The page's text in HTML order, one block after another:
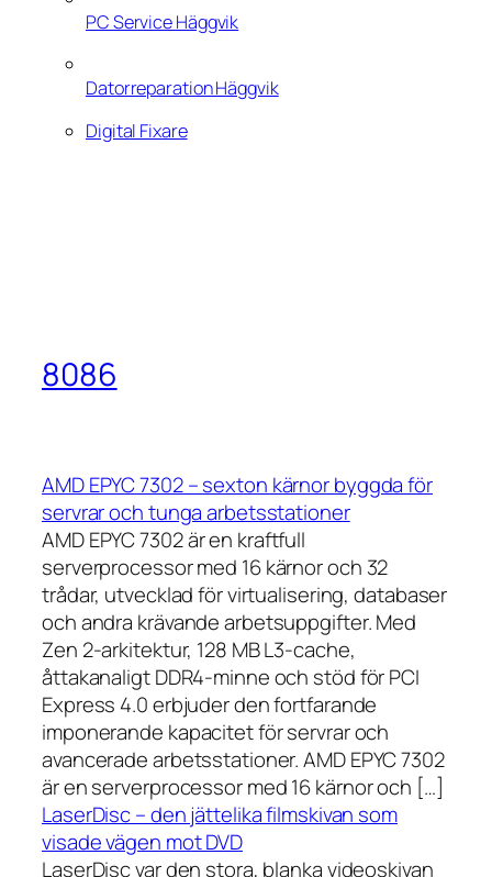
PC Service Häggvik
Datorreparation Häggvik
Digital Fixare
8086
AMD EPYC 7302 – sexton kärnor byggda för
servrar och tunga arbetsstationer
AMD EPYC 7302 är en kraftfull
serverprocessor med 16 kärnor och 32
trådar, utvecklad för virtualisering, databaser
och andra krävande arbetsuppgifter. Med
Zen 2-arkitektur, 128 MB L3-cache,
åttakanaligt DDR4-minne och stöd för PCI
Express 4.0 erbjuder den fortfarande
imponerande kapacitet för servrar och
avancerade arbetsstationer. AMD EPYC 7302
är en serverprocessor med 16 kärnor och […]
LaserDisc – den jättelika filmskivan som
visade vägen mot DVD
LaserDisc var den stora, blanka videoskivan